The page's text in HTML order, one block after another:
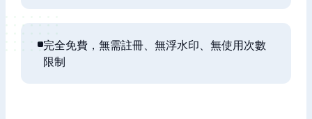
完全免費，無需註冊、無浮水印、無使用次數
限制